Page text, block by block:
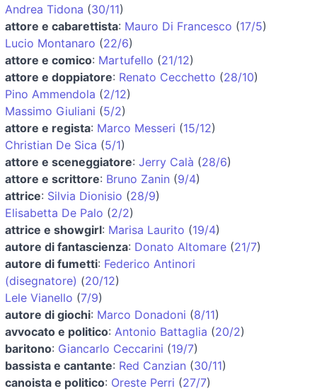
Andrea Tidona (30/11)
attore e cabarettista: Mauro Di Francesco (17/5)
Lucio Montanaro (22/6)
attore e comico: Martufello (21/12)
attore e doppiatore: Renato Cecchetto (28/10)
Pino Ammendola (2/12)
Massimo Giuliani (5/2)
attore e regista: Marco Messeri (15/12)
Christian De Sica (5/1)
attore e sceneggiatore: Jerry Calà (28/6)
attore e scrittore: Bruno Zanin (9/4)
attrice: Silvia Dionisio (28/9)
Elisabetta De Palo (2/2)
attrice e showgirl: Marisa Laurito (19/4)
autore di fantascienza: Donato Altomare (21/7)
autore di fumetti: Federico Antinori
(disegnatore) (20/12)
Lele Vianello (7/9)
autore di giochi: Marco Donadoni (8/11)
avvocato e politico: Antonio Battaglia (20/2)
baritono: Giancarlo Ceccarini (19/7)
bassista e cantante: Red Canzian (30/11)
canoista e politico: Oreste Perri (27/7)